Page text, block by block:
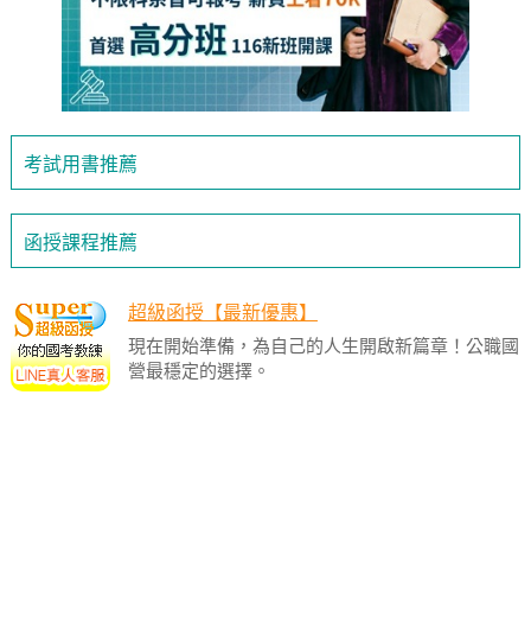
考試用書推薦
函授課程推薦
超級函授【最新優惠】
現在開始準備，為自己的人生開啟新篇章！公職國
營最穩定的選擇。